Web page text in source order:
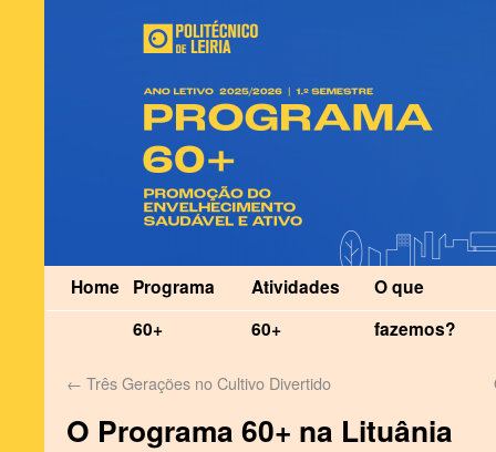
Home Programa
60+
Atividades
60+
O que
fazemos?
← Três Gerações no Cultivo Divertido
O Programa 60+ na Lituânia